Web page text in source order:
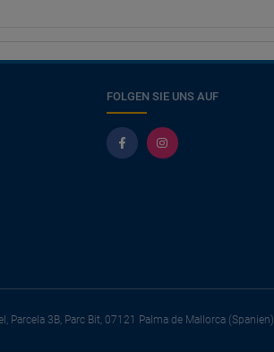
FOLGEN SIE UNS AUF
Parcela 3B, Parc Bit, 07121 Palma de Mallorca (Spanien)